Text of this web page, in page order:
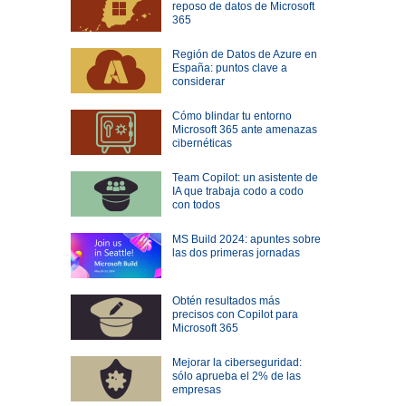
reposo de datos de Microsoft
365
Región de Datos de Azure en
España: puntos clave a
considerar
Cómo blindar tu entorno
Microsoft 365 ante amenazas
cibernéticas
Team Copilot: un asistente de
IA que trabaja codo a codo
con todos
MS Build 2024: apuntes sobre
las dos primeras jornadas
Obtén resultados más
precisos con Copilot para
Microsoft 365
Mejorar la ciberseguridad:
sólo aprueba el 2% de las
empresas